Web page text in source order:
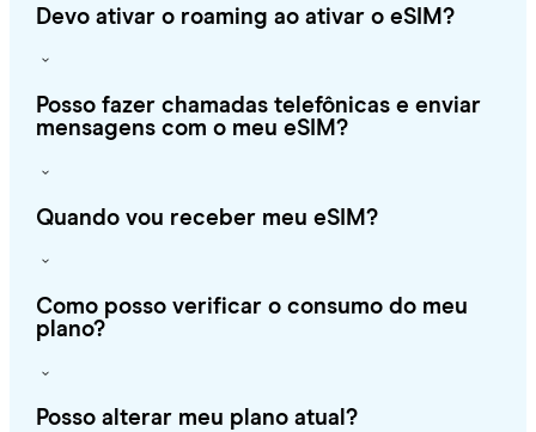
Devo ativar o roaming ao ativar o eSIM?
Posso fazer chamadas telefônicas e enviar
mensagens com o meu eSIM?
Quando vou receber meu eSIM?
Como posso verificar o consumo do meu
plano?
Posso alterar meu plano atual?